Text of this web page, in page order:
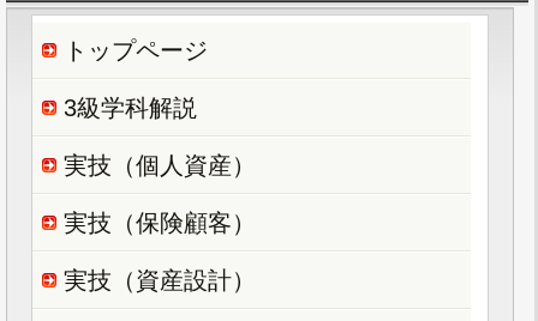
トップページ
3級学科解説
実技（個人資産）
実技（保険顧客）
実技（資産設計）